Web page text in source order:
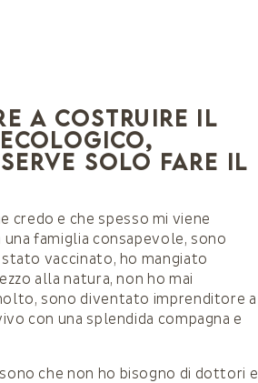
a costruire il
solo fare il
credo e che spesso mi viene
famiglia consapevole, sono
vaccinato, ho mangiato
alla natura, non ho mai
sono diventato imprenditore a
con una splendida compagna e
che non ho bisogno di dottori e